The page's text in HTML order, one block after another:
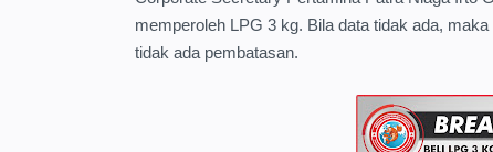
memperoleh LPG 3 kg. Bila data tidak ada,
tidak ada pembatasan.